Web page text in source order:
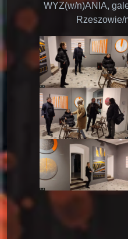
WYZ(w/n)ANIA,
Rzeszowie/